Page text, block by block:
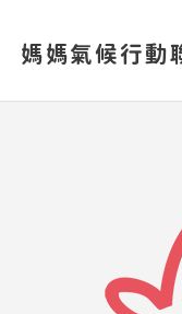
媽媽氣候行動